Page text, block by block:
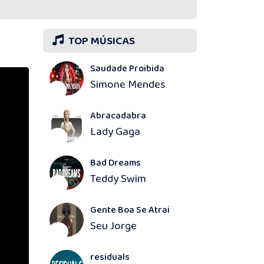
TOP MÚSICAS
Saudade Proibida
Simone Mendes
Abracadabra
Lady Gaga
Bad Dreams
Teddy Swim
Gente Boa Se Atrai
Seu Jorge
residuals